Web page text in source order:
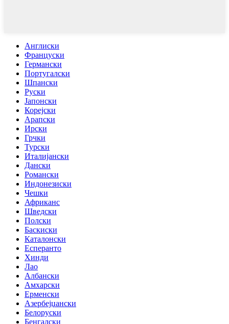
Англиски
Француски
Германски
Португалски
Шпански
Руски
Јапонски
Корејски
Арапски
Ирски
Грчки
Турски
Италијански
Дански
Романски
Индонезиски
Чешки
Африканс
Шведски
Полски
Баскиски
Каталонски
Есперанто
Хинди
Лао
Албански
Амхарски
Ерменски
Азербејџански
Белоруски
Бенгалски